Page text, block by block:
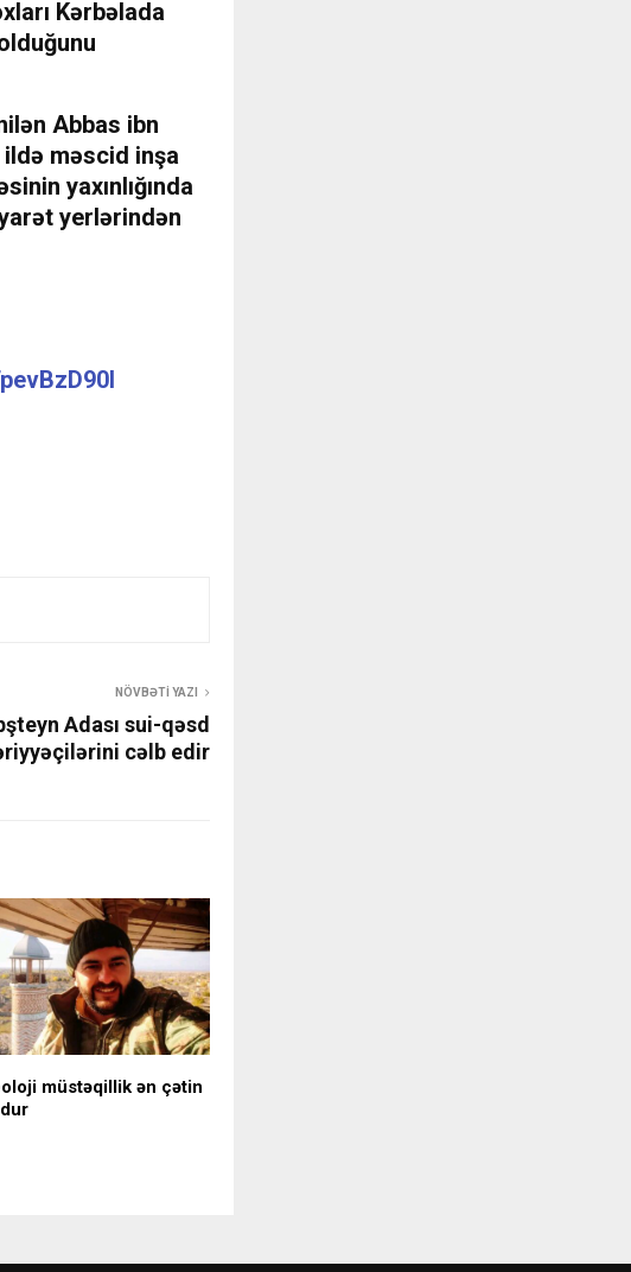
Kərbəlada
Abbas ibn
məscid inşa
yaxınlığında
yerlərindən
NÖVBƏTI YAZI
Adası sui-qəsd
cəlb edir
müstəqillik ən çətin